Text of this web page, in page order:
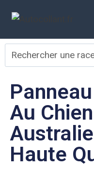
Au
Haute